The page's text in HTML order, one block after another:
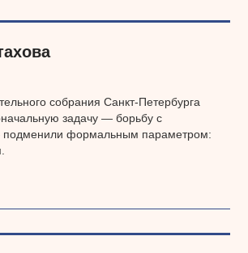
собрания Санкт-Петербурга
задачу — борьбу с
формальным параметром: